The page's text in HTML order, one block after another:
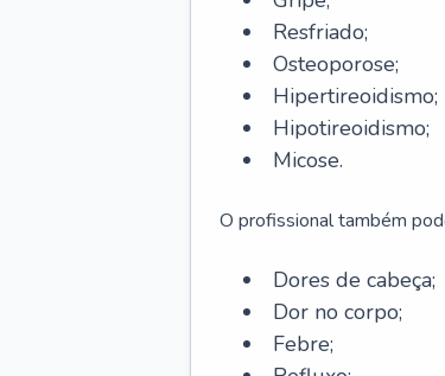
Resfriado;
Osteoporose;
Hipertireoidismo;
Hipotireoidismo;
Micose.
O profissional também
Dores de cabeça;
Dor no corpo;
Febre;